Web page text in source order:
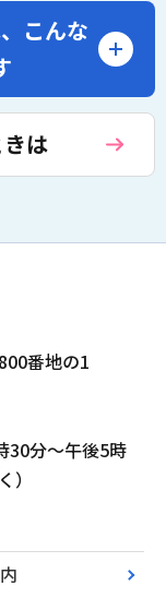
こんな
は
番地の1
30分～午後5時